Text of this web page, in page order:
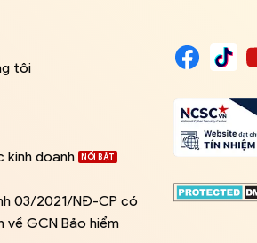
tôi
kinh doanh
03/2021/NĐ-CP có
về GCN Bảo hiểm